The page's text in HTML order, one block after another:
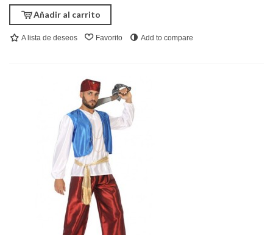
Añadir al carrito
A lista de deseos Favorito Add to compare